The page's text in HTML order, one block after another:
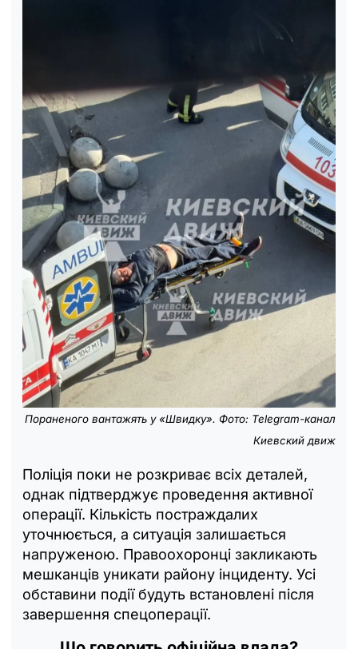
Пораненого вантажять у «Швидку». Фото: Telegram-канал
Киевский движ
Поліція поки не розкриває всіх деталей,
однак підтверджує проведення активної
операції. Кількість постраждалих
уточнюється, а ситуація залишається
напруженою. Правоохоронці закликають
мешканців уникати району інциденту. Усі
обставини події будуть встановлені після
завершення спецоперації.